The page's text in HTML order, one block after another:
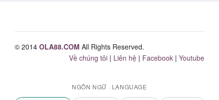
© 2014 OLA88.COM All Rights Reserved.
Về chúng tôi | Liên hệ | Facebook | Youtube
NGÔN NGỮ · LANGUAGE